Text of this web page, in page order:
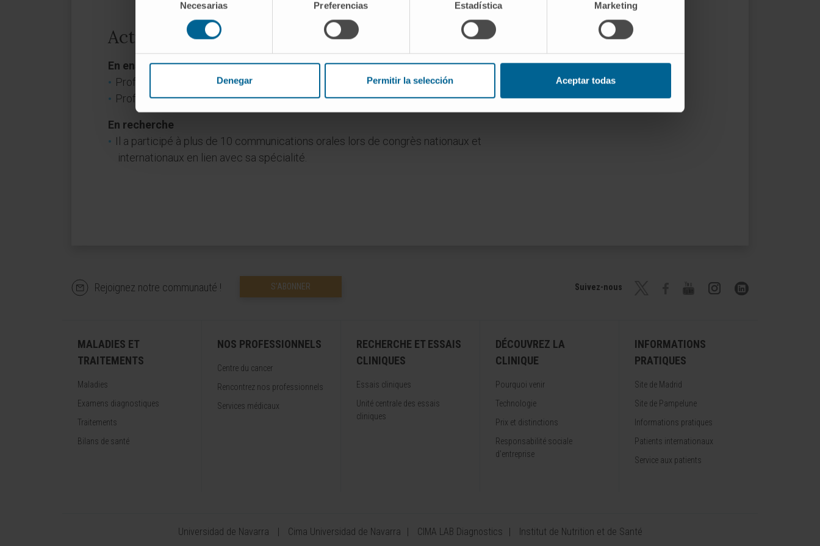
consentimiento
Necesarias Preferencias Estadística Marketing
Denegar Permitir la selección Aceptar todas
Activité
En enseignement
Professeur clinique associé à la Faculté de médecine de l’Universidad de Navarra.
Professeur à l’Escuela Sanitaria Técnico Profesional de Navarra (ESTNA).
En recherche
Il a participé à plus de 10 communications orales lors de congrès nationaux et
internationaux en lien avec sa spécialité.
Rejoignez notre communauté ! S’ABONNER Suivez-nous
MALADIES ET
TRAITEMENTS
Maladies
Examens diagnostiques
Traitements
Bilans de santé
NOS PROFESSIONNELS
Centre du cancer
Rencontrez nos professionnels
Services médicaux
RECHERCHE ET ESSAIS
CLINIQUES
Essais cliniques
Unité centrale des essais
cliniques
DÉCOUVREZ LA
CLINIQUE
Pourquoi venir
Technologie
Prix et distinctions
Responsabilité sociale
d'entreprise
INFORMATIONS
PRATIQUES
Site de Madrid
Site de Pampelune
Informations pratiques
Patients internationaux
Service aux patients
Universidad de Navarra Cima Universidad de Navarra CIMA LAB Diagnostics Institut de Nutrition et de Santé